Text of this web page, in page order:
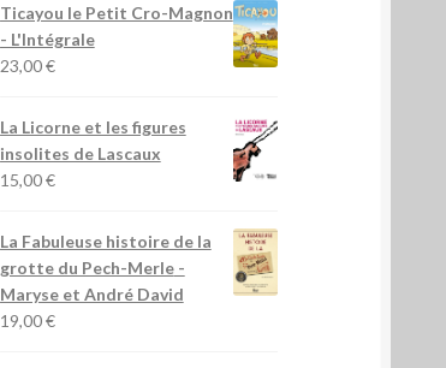
Ticayou le Petit Cro-Magnon
- L'Intégrale
23,00€
La Licorne et les figures
insolites de Lascaux
15,00€
La Fabuleuse histoire de la
grotte du Pech-Merle-
Maryse et André David
19,00€